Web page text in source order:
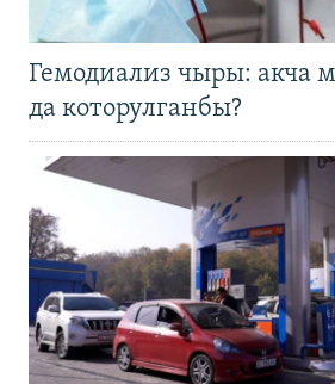
Гемодиализ чыры: акча
да которулганбы?